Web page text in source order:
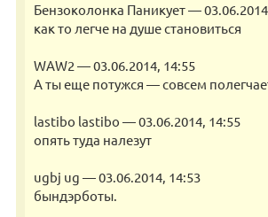
Бензоколонка Паникует —
как то легче на душе становиться
WAW2 — 03.06.2014, 14:55
А ты еще потужся — совсем
lastibo lastibo — 03.06.2014, 14:55
опять туда налезут
ugbj ug — 03.06.2014, 14:53
бындэрботы.